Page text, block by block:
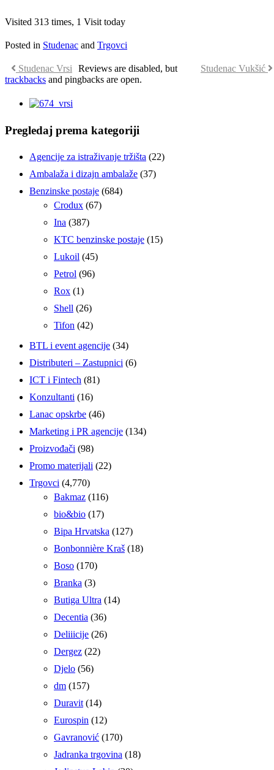
Visited 313 times, 1 Visit today
Posted in Studenac and Trgovci
Studenac Vrsi Studenac Vukšić
Reviews are disabled, but
trackbacks and pingbacks are open.
Pregledaj prema kategoriji
Agencije za istraživanje tržišta (22)
Ambalaža i dizajn ambalaže (37)
Benzinske postaje (684)
Crodux (67)
Ina (387)
KTC benzinske postaje (15)
Lukoil (45)
Petrol (96)
Rox (1)
Shell (26)
Tifon (42)
BTL i event agencije (34)
Distributeri – Zastupnici (6)
ICT i Fintech (81)
Konzultanti (16)
Lanac opskrbe (46)
Marketing i PR agencije (134)
Proizvođači (98)
Promo materijali (22)
Trgovci (4,770)
Bakmaz (116)
bio&bio (17)
Bipa Hrvatska (127)
Bonbonnière Kraš (18)
Boso (170)
Branka (3)
Butiga Ultra (14)
Decentia (36)
Deliiicije (26)
Dergez (22)
Djelo (56)
dm (157)
Duravit (14)
Eurospin (12)
Gavranović (170)
Jadranka trgovina (18)